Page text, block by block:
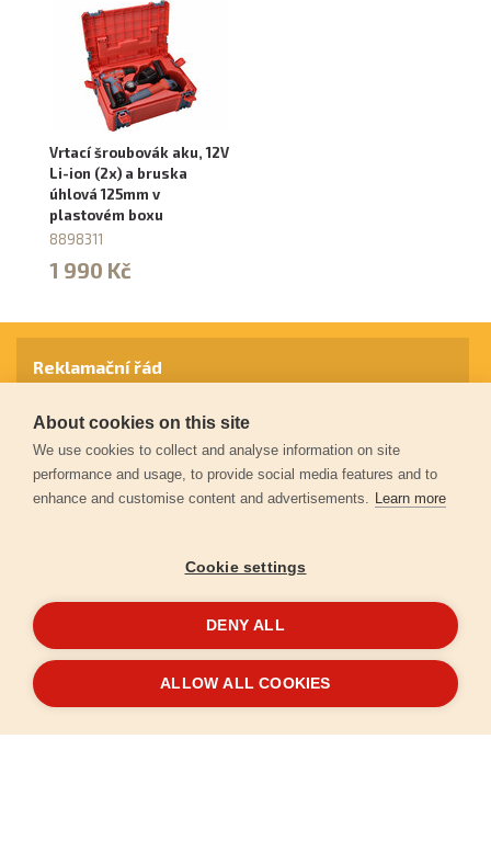
Vrtací šroubovák aku, 12V
Li-ion (2x) a bruska
úhlová 125mm v
plastovém boxu
8898311
1 990 Kč
© 2026Extol.cz- Všechna práva vyhrazena
Reklamační řád
Záruční podmínky
Ochrana osobních údajů
VytvořiloFEO
About cookies on this site
We use cookies to collect and analyse information on site
performance and usage, to provide social media features and to
enhance and customise content and advertisements. Learn more
Cookie settings
DENY ALL
ALLOW ALL COOKIES